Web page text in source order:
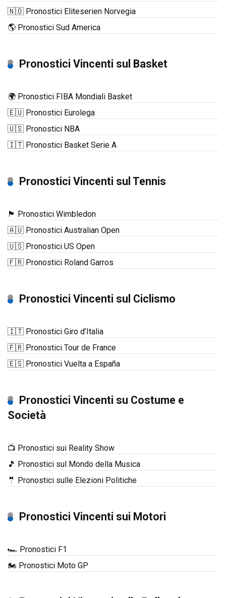
🇳🇴 Pronostici Eliteserien Norvegia
🌎 Pronostici Sud America
Pronostici Vincenti sul Basket
🌍 Pronostici FIBA Mondiali Basket
🇪🇺 Pronostici Eurolega
🇺🇸 Pronostici NBA
🇮🇹 Pronostici Basket Serie A
Pronostici Vincenti sul Tennis
🏴󠁧󠁢󠁥󠁮󠁧󠁿 Pronostici Wimbledon
🇦🇺 Pronostici Australian Open
🇺🇸 Pronostici US Open
🇫🇷 Pronostici Roland Garros
Pronostici Vincenti sul Ciclismo
🇮🇹 Pronostici Giro d’Italia
🇫🇷 Pronostici Tour de France
🇪🇸 Pronostici Vuelta a España
Pronostici Vincenti su Costume e
Società
📺 Pronostici sui Reality Show
🎵 Pronostici sul Mondo della Musica
🤵 Pronostici sulle Elezioni Politiche
Pronostici Vincenti sui Motori
🏎️ Pronostici F1
🏍️ Pronostici Moto GP